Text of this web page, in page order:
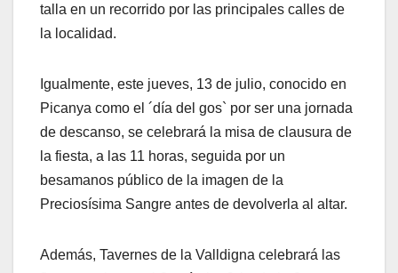
talla en un recorrido por las principales calles de
la localidad.
Igualmente, este jueves, 13 de julio, conocido en
Picanya como el ´día del gos` por ser una jornada
de descanso, se celebrará la misa de clausura de
la fiesta, a las 11 horas, seguida por un
besamanos público de la imagen de la
Preciosísima Sangre antes de devolverla al altar.
Además, Tavernes de la Valldigna celebrará las